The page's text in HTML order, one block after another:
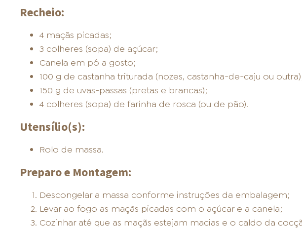
Recheio:
4 maçãs picadas;
3 colheres (sopa) de açúcar;
Canela em pó a gosto;
100 g de castanha triturada (nozes, castanha-de-caju ou
150 g de uvas-passas (pretas e brancas);
4 colheres (sopa) de farinha de rosca (ou de pão).
Utensílio(s):
Rolo de massa.
Preparo e Montagem:
Descongelar a massa conforme instruções da embalagem;
Levar ao fogo as maçãs picadas com o açúcar e a canela;
Cozinhar até que as maçãs estejam macias e o caldo da